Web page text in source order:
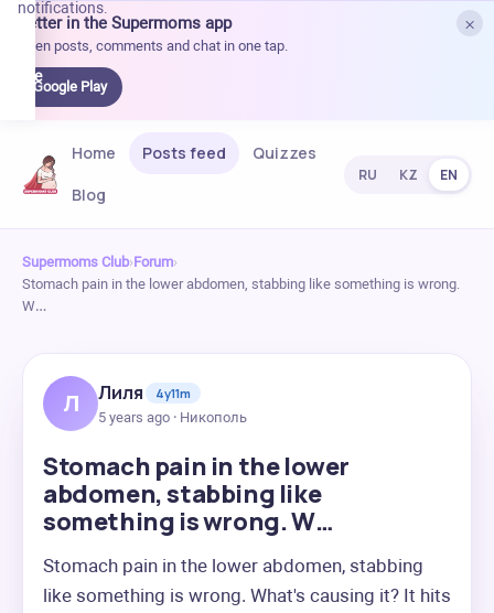
×
Better in the Supermoms app
Open posts, comments and chat in one tap.
Google Play
notifications.
Home Posts feed
Quizzes
Blog
RU KZ EN
Supermoms Club›Forum›
Stomach pain in the lower abdomen, stabbing like something is wrong.
W…
Л Лиля
4y11m
5 years ago · Никополь
Stomach pain in the lower
abdomen, stabbing like
something is wrong. W…
Stomach pain in the lower abdomen, stabbing
like something is wrong. What's causing it? It hits